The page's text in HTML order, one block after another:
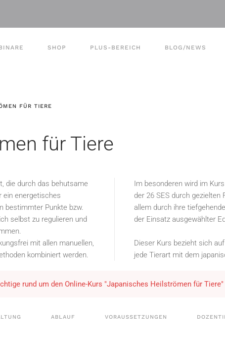
SHOP PLUS-BEREICH BLOG/NEWS
FÜR TIERE
für Tiere
die durch das behutsame
ein energetisches
bestimmter Punkte bzw.
selbst zu regulieren und
mit allen manuellen,
kombiniert werden.
Im besonderen wird im
der 26 SES durch gezielten
allem durch ihre
der Einsatz ausgewählter
Dieser Kurs bezieht sich
jede Tierart mit dem
rund um den Online-Kurs "Japanisches Heilströmen für
ABLAUF VORAUSSETZUNGEN